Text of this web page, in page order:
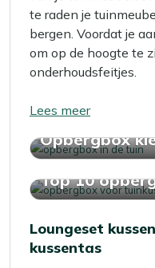
te raden je
bergen. Voordat je
om op de hoogte te
onderhoudsfeitjes.
Lees meer
Opbergbox
Top 10
Loungeset
kussentas